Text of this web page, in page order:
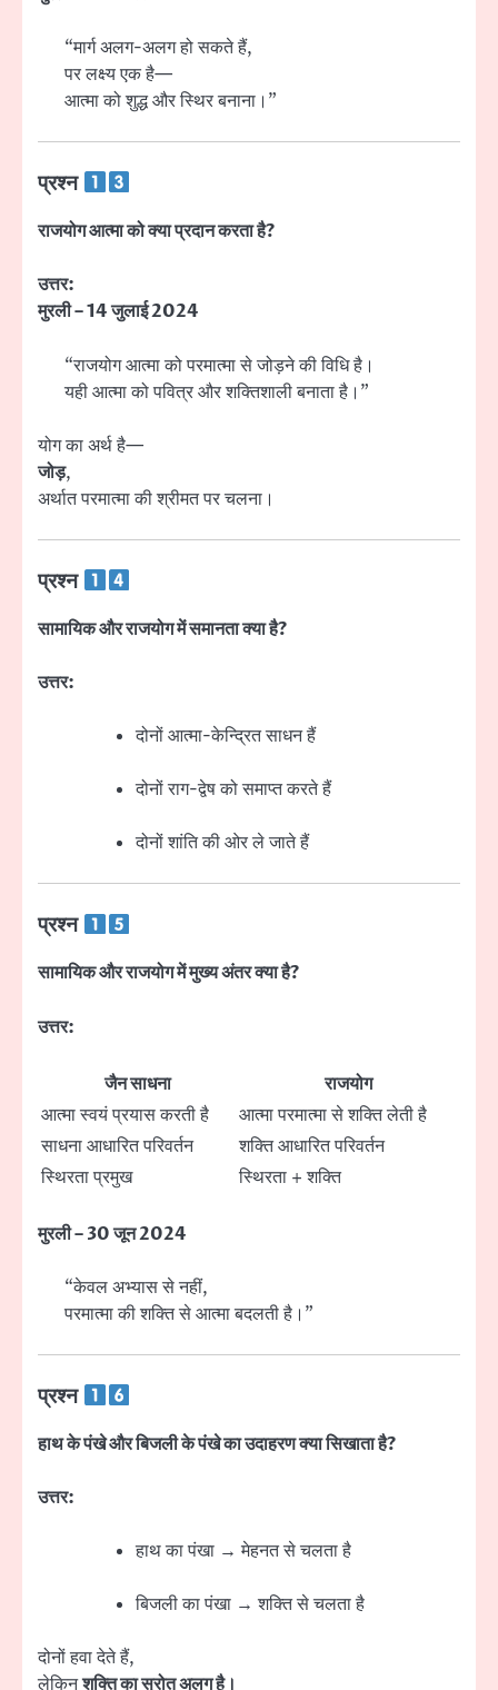
“मार्ग अलग-अलग हो सकते हैं,
पर लक्ष्य एक है—
आत्मा को शुद्ध और स्थिर बनाना।”
प्रश्न
राजयोग आत्मा को क्या प्रदान करता है?
उत्तर:
मुरली – 14 जुलाई 2024
“राजयोग आत्मा को परमात्मा से जोड़ने की विधि है।
यही आत्मा को पवित्र और शक्तिशाली बनाता है।”
योग का अर्थ है—
जोड़,
अर्थात परमात्मा की श्रीमत पर चलना।
प्रश्न
सामायिक और राजयोग में समानता क्या है?
उत्तर:
दोनों आत्मा-केन्द्रित साधन हैं
दोनों राग-द्वेष को समाप्त करते हैं
दोनों शांति की ओर ले जाते हैं
प्रश्न
सामायिक और राजयोग में मुख्य अंतर क्या है?
उत्तर:
जैन साधना
राजयोग
आत्मा स्वयं प्रयास करती है
आत्मा परमात्मा से शक्ति लेती है
साधना आधारित परिवर्तन
शक्ति आधारित परिवर्तन
स्थिरता प्रमुख
स्थिरता + शक्ति
मुरली – 30 जून 2024
“केवल अभ्यास से नहीं,
परमात्मा की शक्ति से आत्मा बदलती है।”
प्रश्न
हाथ के पंखे और बिजली के पंखे का उदाहरण क्या सिखाता है?
उत्तर:
हाथ का पंखा → मेहनत से चलता है
बिजली का पंखा → शक्ति से चलता है
दोनों हवा देते हैं,
लेकिनशक्ति का स्रोत अलग है।